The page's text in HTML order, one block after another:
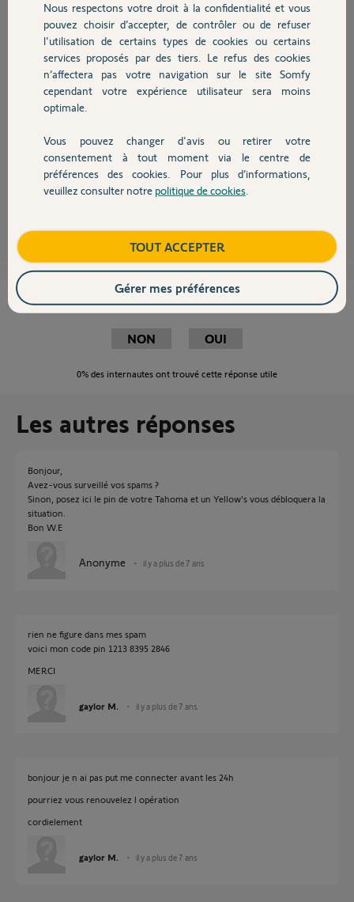
Chauffage
Autres produits
Devis avec un pro
Contact
Participer au fil de discussion
Bonjour Gaylor,
box TaHoma, vous disposez de 24h00 pour cliquer sur le lien qu'il
contient.
Bonne journée,
Cette réponse vous a-t-elle aidé ?
NON OUI
0% des internautes ont trouvé cette réponse utile
Les autres réponses
Bonjour,
Avez-vous surveillé vos spams ?
Sinon, posez ici le pin de votre Tahoma et un Yellow's vous débloquera la
situation.
Bon W.E
Anonyme il y a plus de 7 ans
rien ne figure dans mes spam
voici mon code pin 1213 8395 2846
MERCI
gaylor M. il y a plus de 7 ans
bonjour je n ai pas put me connecter avant les 24h
pourriez vous renouvelez l opération
cordielement
gaylor M. il y a plus de 7 ans
Nous respectons votre droit à la confidentialité et vous
pouvez choisir d’accepter, de contrôler ou de refuser
l'utilisation de certains types de cookies ou certains
services proposés par des tiers. Le refus des cookies
n’affectera pas votre navigation sur le site Somfy
cependant votre expérience utilisateur sera moins
optimale.
Vous pouvez changer d'avis ou retirer votre
consentement à tout moment via le centre de
préférences des cookies. Pour plus d’informations,
veuillez consulter notre politique de cookies
TOUT ACCEPTER
Gérer mes préférences